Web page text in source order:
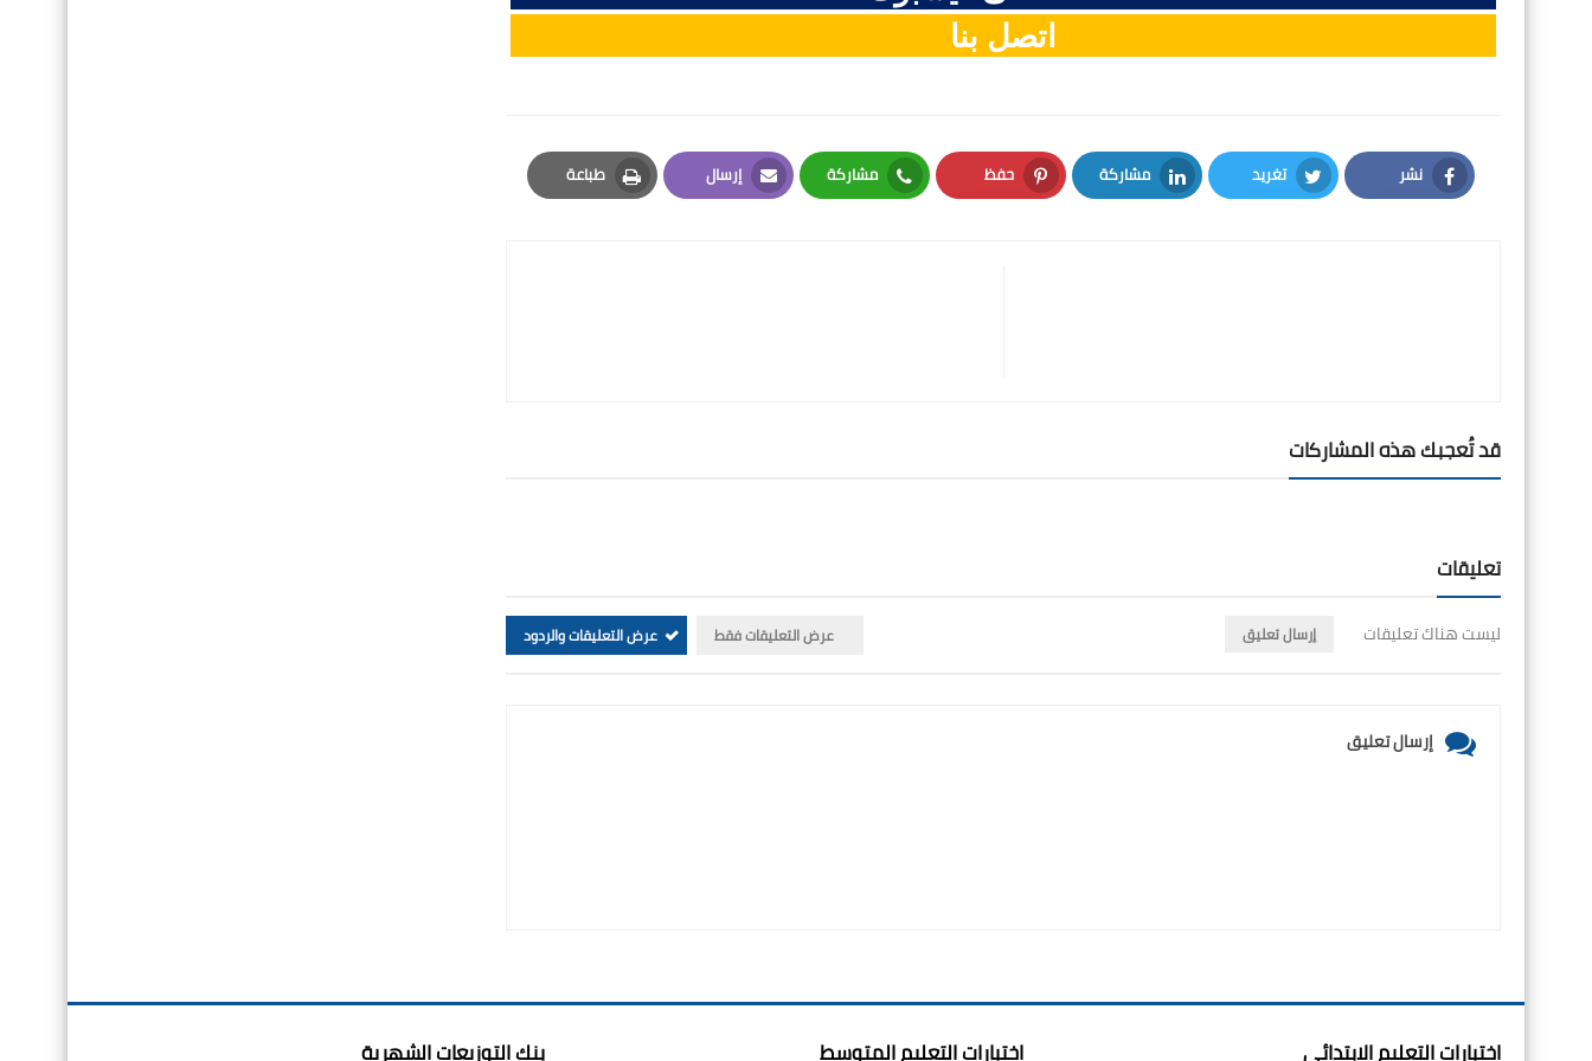
اتصل بنا
نشر
Facebook
تغريد
Twitter
مشاركة
LinkedIn
حفظ
Pinterest
مشاركة
Whatsapp
إرسال
Email
طباعة
Print
قد تُعجبك هذه المشاركات
تعليقات
ليست هناك تعليقات إرسال تعليق عرض التعليقات فقط عرض التعليقات والردود
إرسال تعليق
اختبارات التعليم الابتدائي اختبارات التعليم المتوسط بنك التوزيعات الشهرية